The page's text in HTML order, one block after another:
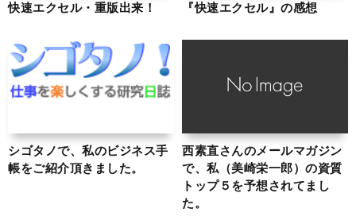
快速エクセル・重版出来！ 『快速エクセル』の感想
シゴタノで、私のビジネス手
帳をご紹介頂きました。
西素直さんのメールマガジン
で、私（美崎栄一郎）の資質
トップ５を予想されてまし
た。